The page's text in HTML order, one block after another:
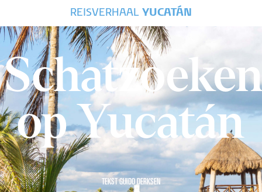
REISVERHAAL YUCATÁN
op Yucatán
TEKST GUIDO DERKSEN